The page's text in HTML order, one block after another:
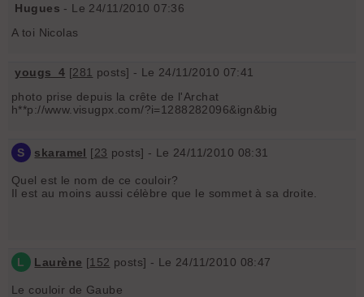
Hugues - Le 24/11/2010 07:36
A toi Nicolas
yougs_4 [281 posts] - Le 24/11/2010 07:41
photo prise depuis la crête de l'Archat
h**p://www.visugpx.com/?i=1288282096&ign&big
S skaramel [23 posts] - Le 24/11/2010 08:31
Quel est le nom de ce couloir?
Il est au moins aussi célèbre que le sommet à sa droite.
L Laurène [152 posts] - Le 24/11/2010 08:47
Le couloir de Gaube